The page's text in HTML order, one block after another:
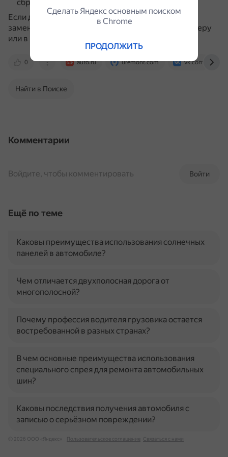
сбрасывают адаптацию.
Если датчик окончательно отказал, придётся его
заменить.
Лучше обратиться к официальному дилеру
или в проверенный автосервис.
0 auto.ru uremont.com vk.com
Найти в Поиске
Комментарии
Войти
Войдите, чтобы комментировать
Ещё по теме
Каковы преимущества использования солнечных
панелей в автомобиле?
Чем отличается двухполосная дорога от
многополосной?
Почему профессия водителя грузовика остается
востребованной в разных странах?
В чем основные преимущества использования
специального спрея для ремонта автомобильных
шин?
Каковы последствия получения автомобиля с
записью о серьёзном повреждении?
© 2026 ООО «Яндекс» Пользовательское соглашение Связаться с нами
Сделать Яндекс основным поиском
в Сhrome
ПРОДОЛЖИТЬ